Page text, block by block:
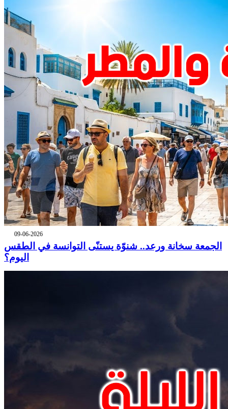
09-06-2026
الجمعة سخانة ورعد.. شنوّة يستنّى التوانسة في الطقس
اليوم؟